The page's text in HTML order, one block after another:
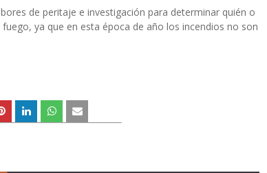
de peritaje e investigación para determinar quién o
ya que en esta época de año los incendios no son